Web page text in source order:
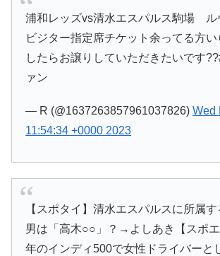
浦和レッズvs清水エスパルス駒場 ル
ビジター指定席チケット余ってる方い
したらお譲りしていただきたいです
ァン
— R (@1637263857961037826)Wed
11:54:34 +0000 2023
【スポタイ】清水エスパルスに所属
男は「高木○○」？→よしあき【スポ
年のインディ500で女性ドライバーと